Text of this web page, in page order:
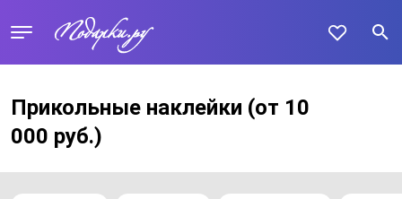
Прикольные наклейки (от 10
000 руб.)